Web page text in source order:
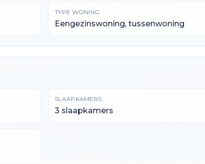
TYPE WONING
Eengezinswoning, tussenwoning
SLAAPKAMERS
3 slaapkamers